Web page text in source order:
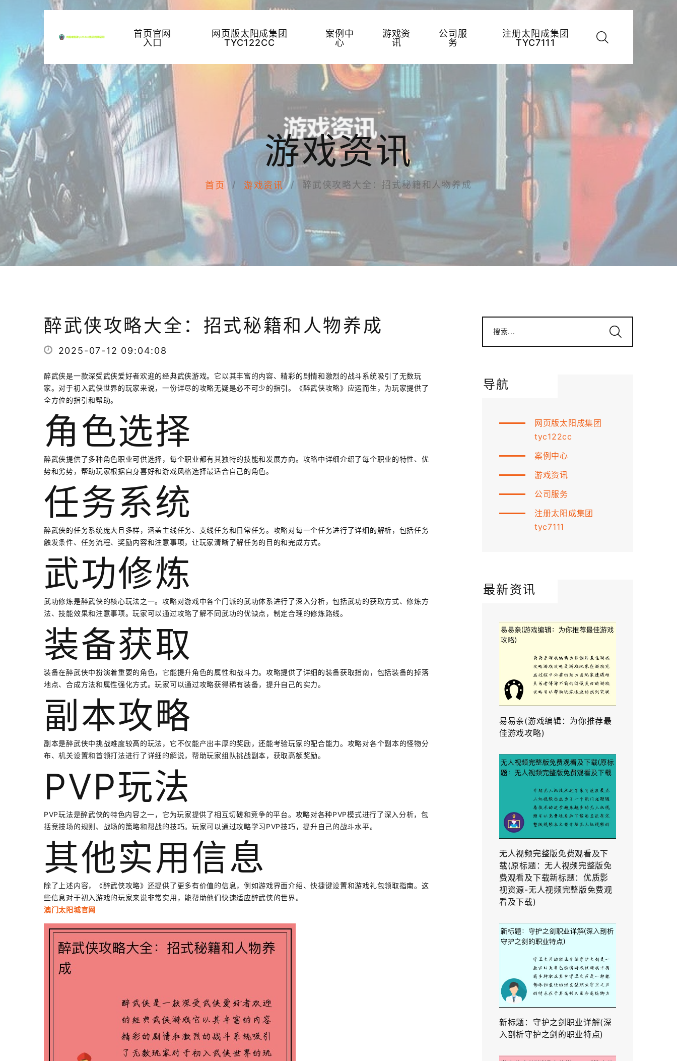
首页官网
入口
网页版太阳成集团
TYC122CC
案例中
心
游戏资
讯
公司服
务
注册太阳成集团
TYC7111
游戏资讯
首页 游戏资讯 醉武侠攻略大全：招式秘籍和人物养成
醉武侠攻略大全：招式秘籍和人物养成
2025-07-12 09:04:08
醉武侠是一款深受武侠爱好者欢迎的经典武侠游戏。它以其丰富的内容、精彩的剧情和激烈的战斗系统吸引了无数玩
家。对于初入武侠世界的玩家来说，一份详尽的攻略无疑是必不可少的指引。《醉武侠攻略》应运而生，为玩家提供了
全方位的指引和帮助。
角色选择
醉武侠提供了多种角色职业可供选择，每个职业都有其独特的技能和发展方向。攻略中详细介绍了每个职业的特性、优
势和劣势，帮助玩家根据自身喜好和游戏风格选择最适合自己的角色。
任务系统
醉武侠的任务系统庞大且多样，涵盖主线任务、支线任务和日常任务。攻略对每一个任务进行了详细的解析，包括任务
触发条件、任务流程、奖励内容和注意事项，让玩家清晰了解任务的目的和完成方式。
武功修炼
武功修炼是醉武侠的核心玩法之一。攻略对游戏中各个门派的武功体系进行了深入分析，包括武功的获取方式、修炼方
法、技能效果和注意事项。玩家可以通过攻略了解不同武功的优缺点，制定合理的修炼路线。
装备获取
装备在醉武侠中扮演着重要的角色，它能提升角色的属性和战斗力。攻略提供了详细的装备获取指南，包括装备的掉落
地点、合成方法和属性强化方式。玩家可以通过攻略获得稀有装备，提升自己的实力。
副本攻略
副本是醉武侠中挑战难度较高的玩法，它不仅能产出丰厚的奖励，还能考验玩家的配合能力。攻略对各个副本的怪物分
布、机关设置和首领打法进行了详细的解说，帮助玩家组队挑战副本，获取高额奖励。
PVP玩法
PVP玩法是醉武侠的特色内容之一，它为玩家提供了相互切磋和竞争的平台。攻略对各种PVP模式进行了深入分析，包
括竞技场的规则、战场的策略和帮战的技巧。玩家可以通过攻略学习PVP技巧，提升自己的战斗水平。
其他实用信息
除了上述内容，《醉武侠攻略》还提供了更多有价值的信息，例如游戏界面介绍、快捷键设置和游戏礼包领取指南。这
些信息对于初入游戏的玩家来说非常实用，能帮助他们快速适应醉武侠的世界。
澳门太阳城官网
搜索...
导航
网页版太阳成集团
tyc122cc
案例中心
游戏资讯
公司服务
注册太阳成集团
tyc7111
最新资讯
易易亲(游戏编辑：为你推荐最
佳游戏攻略)
无人视频完整版免费观看及下
载(原标题：无人视频完整版免
费观看及下载新标题：优质影
视资源-无人视频完整版免费观
看及下载)
新标题：守护之剑职业详解(深
入剖析守护之剑的职业特点)